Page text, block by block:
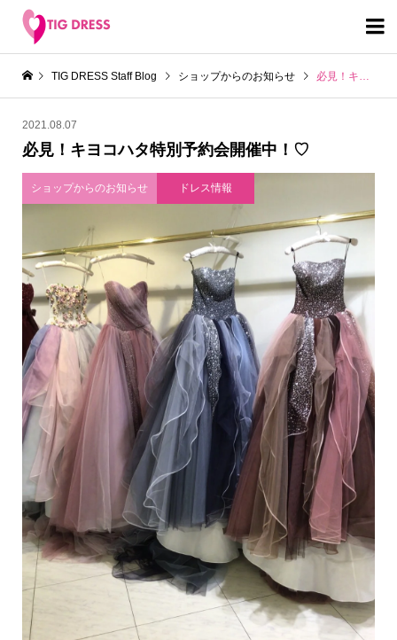

TIG DRESS Staff Blog ショップからのお知らせ 必見！キヨコハタ特別予約会開催中！♡
2021.08.07
必見！キヨコハタ特別予約会開催中！♡
ショップからのお知らせ ドレス情報